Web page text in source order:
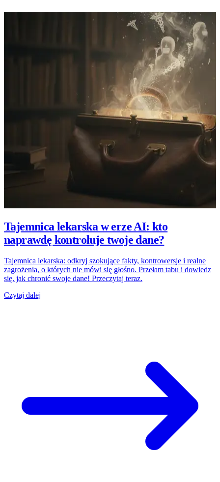
Tajemnica lekarska w erze AI: kto
naprawdę kontroluje twoje dane?
Tajemnica lekarska: odkryj szokujące fakty, kontrowersje i realne
zagrożenia, o których nie mówi się głośno. Przełam tabu i dowiedz
się, jak chronić swoje dane! Przeczytaj teraz.
Czytaj dalej